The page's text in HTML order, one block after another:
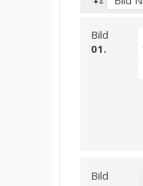
Bild
01.
Bild